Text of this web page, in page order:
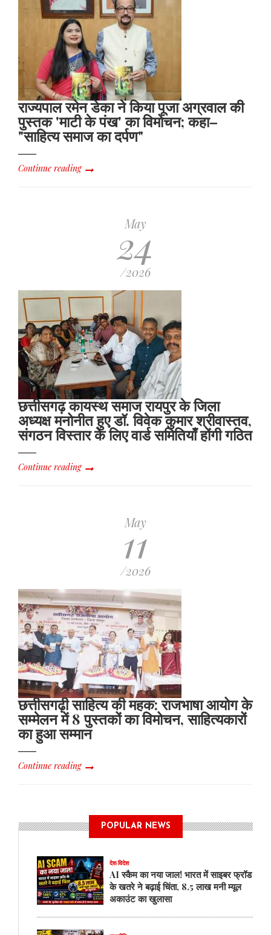
राज्यपाल रमेन डेका ने किया पूजा अग्रवाल की
पुस्तक 'माटी के पंख' का विमोचन; कहा–
"साहित्य समाज का दर्पण"
Continue reading
May
24
/2026
छत्तीसगढ़ कायस्थ समाज रायपुर के जिला
अध्यक्ष मनोनीत हुए डॉ. विवेक कुमार श्रीवास्तव,
संगठन विस्तार के लिए वार्ड समितियाँ होंगी गठित
Continue reading
May
11
/2026
छत्तीसगढ़ी साहित्य की महक: राजभाषा आयोग के
सम्मेलन में 8 पुस्तकों का विमोचन, साहित्यकारों
का हुआ सम्मान
Continue reading
POPULAR NEWS
देश-विदेश
AI स्कैम का नया जाल! भारत में साइबर फ्रॉड
के खतरे ने बढ़ाई चिंता, 8.5 लाख मनी म्यूल
अकाउंट का खुलासा